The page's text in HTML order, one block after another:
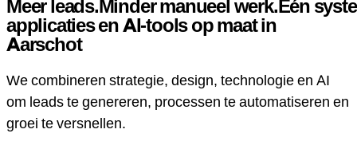
Meer leads.Minder manueel werk.Eén
applicaties en AI-tools op maat in
Aarschot
We combineren strategie, design, technologie en AI
om leads te genereren, processen te automatiseren en
groei te versnellen.